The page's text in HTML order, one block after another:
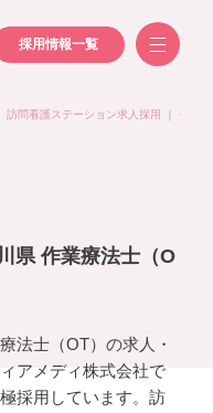
採用情報一覧
訪問看護ステーション求人採用 作業
県 作業療法士（O
法士（OT）の求人・
アメディ株式会社で
採用しています。訪